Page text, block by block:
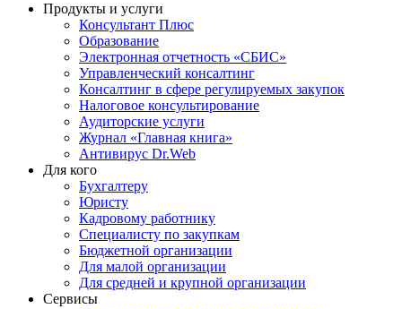
Продукты и услуги
Консультант Плюс
Образование
Электронная отчетность «СБИС»
Управленческий консалтинг
Консалтинг в сфере регулируемых закупок
Налоговое консультирование
Аудиторские услуги
Журнал «Главная книга»
Антивирус Dr.Web
Для кого
Бухгалтеру
Юристу
Кадровому работнику
Специалисту по закупкам
Бюджетной организации
Для малой организации
Для средней и крупной организации
Сервисы